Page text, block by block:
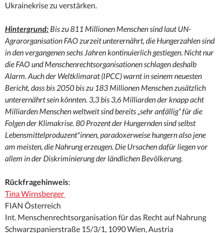
Ukrainekrise zu verstärken.
Hintergrund: Bis zu 811 Millionen Menschen sind laut UN-
Agrarorganisation FAO zurzeit unterernährt, die Hungerzahlen sind
in den vergangenen sechs Jahren kontinuierlich gestiegen. Nicht nur
die FAO und Menschenrechtsorganisationen schlagen deshalb
Alarm. Auch der Weltklimarat (IPCC) warnt in seinem neuesten
Bericht, dass bis 2050 bis zu 183 Millionen Menschen zusätzlich
unterernährt sein könnten. 3,3 bis 3,6 Milliarden der knapp acht
Milliarden Menschen weltweit sind bereits „sehr anfällig“ für die
Folgen der Klimakrise. 80 Prozent der Hungernden sind selbst
Lebensmittelproduzent*innen, paradoxerweise hungern also jene
am meisten, die Nahrung erzeugen. Die Ursachen dafür liegen vor
allem in der Diskriminierung der ländlichen Bevölkerung.
Rückfragehinweis:
Tina Wirnsberger
FIAN Österreich
Int. Menschenrechtsorganisation für das Recht auf Nahrung
Schwarzspanierstraße 15/3/1, 1090 Wien, Austria